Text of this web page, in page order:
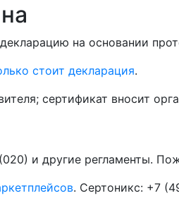
на основании
стоит декларация.
сертификат вносит
и другие регламенты.
. Сертоникс: +7